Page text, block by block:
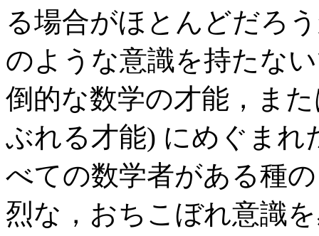
る場合がほとんどだろ
のような意識を持たな
倒的な数学の才能，ま
ぶれる才能) にめぐまれ
べての数学者がある種
烈な，おちこぼれ意識